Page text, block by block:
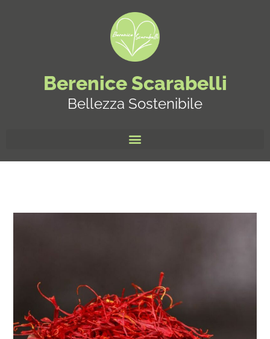
Berenice Scarabelli
Bellezza Sostenibile